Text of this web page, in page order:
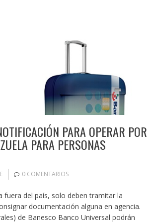
PARA OPERAR POR
PARA PERSONAS
0 COMENTARIOS
fuera del país, solo deben tramitar la
documentación alguna en agencia.
de Banesco Banco Universal podrán